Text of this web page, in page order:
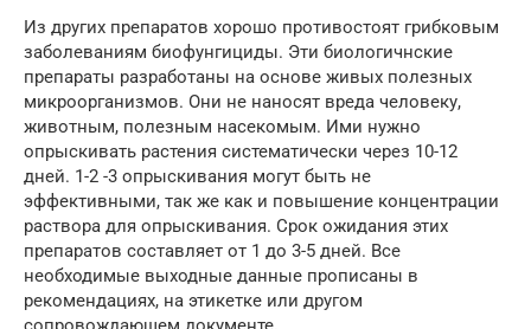
Из других препаратов хорошо противостоят грибковым
заболеваниям биофунгициды. Эти биологичнские
препараты разработаны на основе живых полезных
микроорганизмов. Они не наносят вреда человеку,
животным, полезным насекомым. Ими нужно
опрыскивать растения систематически через 10-12
дней. 1-2 -3 опрыскивания могут быть не
эффективными, так же как и повышение концентрации
раствора для опрыскивания. Срок ожидания этих
препаратов составляет от 1 до 3-5 дней. Все
необходимые выходные данные прописаны в
рекомендациях, на этикетке или другом